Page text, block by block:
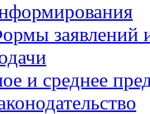
заявлений
и среднее